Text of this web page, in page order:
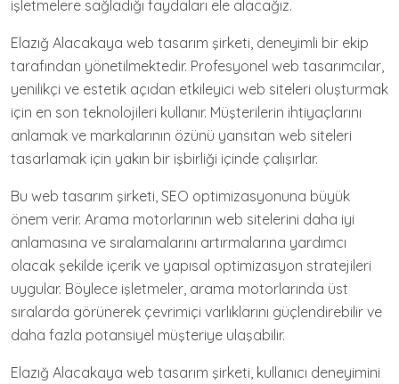
işletmelere sağladığı faydaları ele alacağız.
Elazığ Alacakaya web tasarım şirketi, deneyimli bir ekip
tarafından yönetilmektedir. Profesyonel web tasarımcılar,
yenilikçi ve estetik açıdan etkileyici web siteleri oluşturmak
için en son teknolojileri kullanır. Müşterilerin ihtiyaçlarını
anlamak ve markalarının özünü yansıtan web siteleri
tasarlamak için yakın bir işbirliği içinde çalışırlar.
Bu web tasarım şirketi, SEO optimizasyonuna büyük
önem verir. Arama motorlarının web sitelerini daha iyi
anlamasına ve sıralamalarını artırmalarına yardımcı
olacak şekilde içerik ve yapısal optimizasyon stratejileri
uygular. Böylece işletmeler, arama motorlarında üst
sıralarda görünerek çevrimiçi varlıklarını güçlendirebilir ve
daha fazla potansiyel müşteriye ulaşabilir.
Elazığ Alacakaya web tasarım şirketi, kullanıcı deneyimini